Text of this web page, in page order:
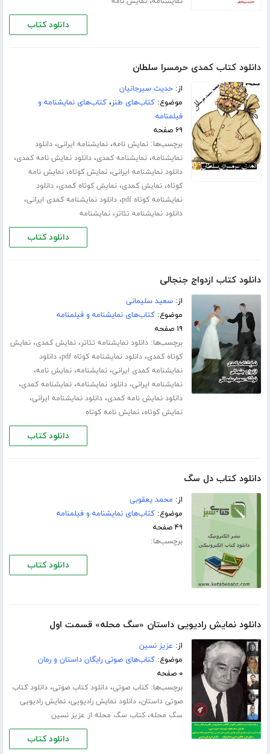
دانلود کتاب
دانلود کتاب کمدی حرمسرا سلطان
از:حدیث سیرجانیان
موضوع:کتاب‌های طنز،کتاب‌های نمایشنامه و
فیلمنامه
۶۹ صفحه
برچسب‌ها:نمایش نامه،نمایشنامه ایرانی،دانلود
نمایشنامه،نمایشنامه کمدی،دانلود نمایش نامه کمدی،
دانلود نمایشنامه ایرانی،نمایش کوتاه،نمایش نامه
کوتاه،نمایش کمدی،نمایش کوتاه کمدی،دانلود
نمایشنامه کوتاه pdf
،دانلود نمایشنامه کمدی ایرانی،
دانلود نمایشنامه تئاتر،نمایشنامه
دانلود کتاب
دانلود کتاب ازدواج جنجالی
از:سعید سلیمانی
موضوع:کتاب‌های نمایشنامه و فیلمنامه
۱۹ صفحه
برچسب‌ها:دانلود نمایشنامه تئاتر،نمایش کمدی،نمایش
کوتاه کمدی،دانلود نمایشنامه کوتاه pdf ،دانلود
نمایشنامه کمدی ایرانی،نمایشنامه،نمایش نامه،
نمایشنامه ایرانی،دانلود نمایشنامه،نمایشنامه کمدی،
دانلود نمایش نامه کمدی،دانلود نمایشنامه ایرانی،
نمایش کوتاه،نمایش نامه کوتاه
دانلود کتاب
دانلود کتاب دل سگ
از: محمد یعقوبی
موضوع:کتاب‌های نمایشنامه و فیلمنامه
۴۹ صفحه
برچسب‌ها:
دانلود کتاب
دانلود نمایش رادیویی داستان «سگ محله» قسمت اول
از: عزیز نسین
موضوع:کتاب‌های صوتی رایگان داستان و رمان
۰ صفحه
برچسب‌ها:کتاب صوتی،دانلود کتاب صوتی،دانلود کتاب
صوتی داستان،دانلود نمایش رادیویی،نمایش رادیویی
سگ محله،کتاب سگ محله از عزیز نسین
دانلود کتاب